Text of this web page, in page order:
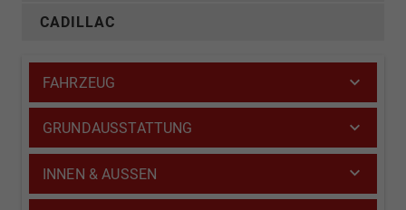
CADILLAC
FAHRZEUG
GRUNDAUSSTATTUNG
INNEN & AUSSEN